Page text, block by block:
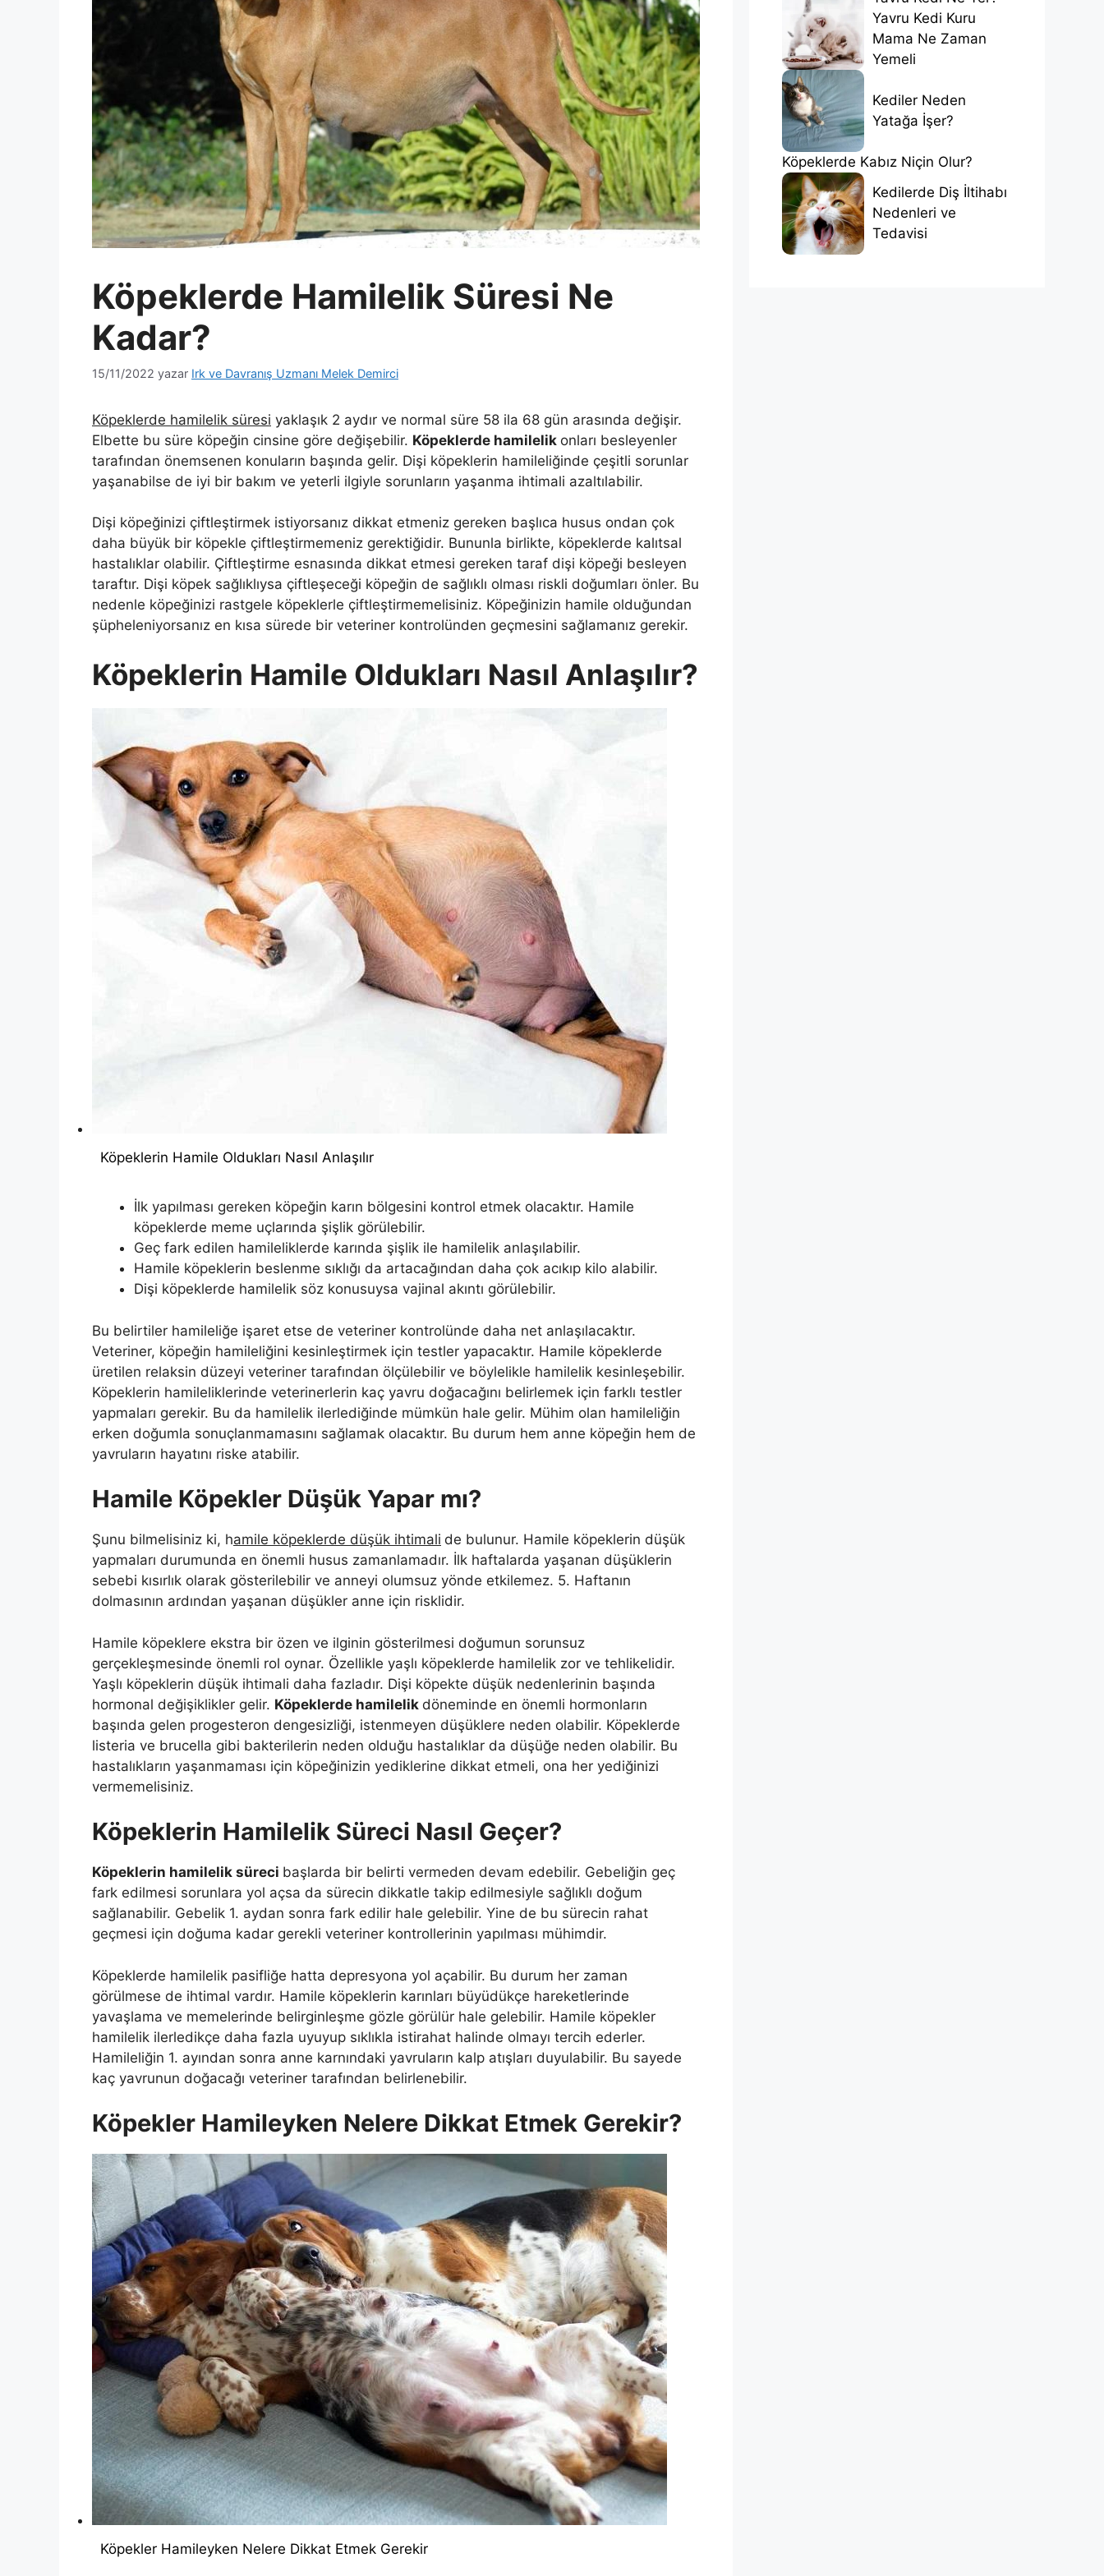
Köpeklerde Hamilelik Süresi Ne
Kadar?
15/11/2022 yazar Irk ve Davranış Uzmanı Melek Demirci
Köpeklerde hamilelik süresi yaklaşık 2 aydır ve normal süre 58 ila 68 gün arasında değişir.
Elbette bu süre köpeğin cinsine göre değişebilir. Köpeklerde hamilelik onları besleyenler
tarafından önemsenen konuların başında gelir. Dişi köpeklerin hamileliğinde çeşitli sorunlar
yaşanabilse de iyi bir bakım ve yeterli ilgiyle sorunların yaşanma ihtimali azaltılabilir.
Dişi köpeğinizi çiftleştirmek istiyorsanız dikkat etmeniz gereken başlıca husus ondan çok
daha büyük bir köpekle çiftleştirmemeniz gerektiğidir. Bununla birlikte, köpeklerde kalıtsal
hastalıklar olabilir. Çiftleştirme esnasında dikkat etmesi gereken taraf dişi köpeği besleyen
taraftır. Dişi köpek sağlıklıysa çiftleşeceği köpeğin de sağlıklı olması riskli doğumları önler. Bu
nedenle köpeğinizi rastgele köpeklerle çiftleştirmemelisiniz. Köpeğinizin hamile olduğundan
şüpheleniyorsanız en kısa sürede bir veteriner kontrolünden geçmesini sağlamanız gerekir.
Köpeklerin Hamile Oldukları Nasıl Anlaşılır?
Köpeklerin Hamile Oldukları Nasıl Anlaşılır
İlk yapılması gereken köpeğin karın bölgesini kontrol etmek olacaktır. Hamile
köpeklerde meme uçlarında şişlik görülebilir.
Geç fark edilen hamileliklerde karında şişlik ile hamilelik anlaşılabilir.
Hamile köpeklerin beslenme sıklığı da artacağından daha çok acıkıp kilo alabilir.
Dişi köpeklerde hamilelik söz konusuysa vajinal akıntı görülebilir.
Bu belirtiler hamileliğe işaret etse de veteriner kontrolünde daha net anlaşılacaktır.
Veteriner, köpeğin hamileliğini kesinleştirmek için testler yapacaktır. Hamile köpeklerde
üretilen relaksin düzeyi veteriner tarafından ölçülebilir ve böylelikle hamilelik kesinleşebilir.
Köpeklerin hamileliklerinde veterinerlerin kaç yavru doğacağını belirlemek için farklı testler
yapmaları gerekir. Bu da hamilelik ilerlediğinde mümkün hale gelir. Mühim olan hamileliğin
erken doğumla sonuçlanmamasını sağlamak olacaktır. Bu durum hem anne köpeğin hem de
yavruların hayatını riske atabilir.
Hamile Köpekler Düşük Yapar mı?
Şunu bilmelisiniz ki, hamile köpeklerde düşük ihtimali de bulunur. Hamile köpeklerin düşük
yapmaları durumunda en önemli husus zamanlamadır. İlk haftalarda yaşanan düşüklerin
sebebi kısırlık olarak gösterilebilir ve anneyi olumsuz yönde etkilemez. 5. Haftanın
dolmasının ardından yaşanan düşükler anne için risklidir.
Hamile köpeklere ekstra bir özen ve ilginin gösterilmesi doğumun sorunsuz
gerçekleşmesinde önemli rol oynar. Özellikle yaşlı köpeklerde hamilelik zor ve tehlikelidir.
Yaşlı köpeklerin düşük ihtimali daha fazladır. Dişi köpekte düşük nedenlerinin başında
hormonal değişiklikler gelir. Köpeklerde hamilelik döneminde en önemli hormonların
başında gelen progesteron dengesizliği, istenmeyen düşüklere neden olabilir. Köpeklerde
listeria ve brucella gibi bakterilerin neden olduğu hastalıklar da düşüğe neden olabilir. Bu
hastalıkların yaşanmaması için köpeğinizin yediklerine dikkat etmeli, ona her yediğinizi
vermemelisiniz.
Köpeklerin Hamilelik Süreci Nasıl Geçer?
Köpeklerin hamilelik süreci başlarda bir belirti vermeden devam edebilir. Gebeliğin geç
fark edilmesi sorunlara yol açsa da sürecin dikkatle takip edilmesiyle sağlıklı doğum
sağlanabilir. Gebelik 1. aydan sonra fark edilir hale gelebilir. Yine de bu sürecin rahat
geçmesi için doğuma kadar gerekli veteriner kontrollerinin yapılması mühimdir.
Köpeklerde hamilelik pasifliğe hatta depresyona yol açabilir. Bu durum her zaman
görülmese de ihtimal vardır. Hamile köpeklerin karınları büyüdükçe hareketlerinde
yavaşlama ve memelerinde belirginleşme gözle görülür hale gelebilir. Hamile köpekler
hamilelik ilerledikçe daha fazla uyuyup sıklıkla istirahat halinde olmayı tercih ederler.
Hamileliğin 1. ayından sonra anne karnındaki yavruların kalp atışları duyulabilir. Bu sayede
kaç yavrunun doğacağı veteriner tarafından belirlenebilir.
Köpekler Hamileyken Nelere Dikkat Etmek Gerekir?
Köpekler Hamileyken Nelere Dikkat Etmek Gerekir
Yavru Kedi Kuru
Mama Ne Zaman
Yemeli
Kediler Neden
Yatağa İşer?
Köpeklerde Kabız Niçin Olur?
Kedilerde Diş İltihabı
Nedenleri ve
Tedavisi